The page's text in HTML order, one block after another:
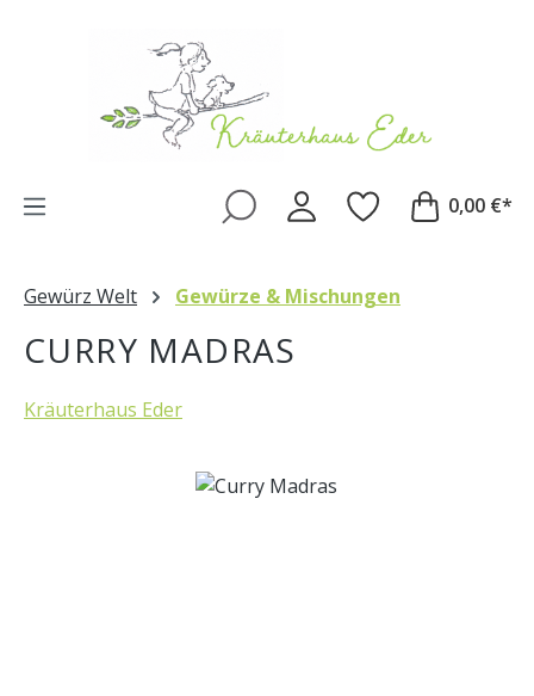
0,00 €*
Gewürz Welt Gewürze & Mischungen
CURRY MADRAS
Kräuterhaus Eder
Bildergalerie überspringen